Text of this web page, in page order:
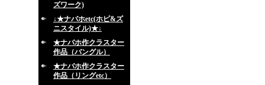
ズワーク)
↓★ナバホetc(ホピ&ズ
ニスタイル)★↓
★ナバホ作クラスター
作品（バングル）
★ナバホ作クラスター
作品（リングetc）